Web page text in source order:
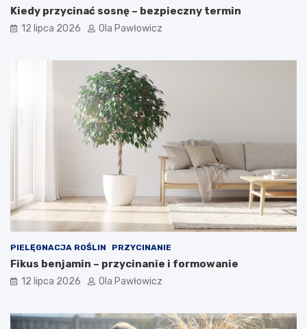
Kiedy przycinać sosnę – bezpieczny termin
12 lipca 2026 Ola Pawłowicz
PIELĘGNACJA ROŚLIN PRZYCINANIE
Fikus benjamin – przycinanie i formowanie
12 lipca 2026 Ola Pawłowicz